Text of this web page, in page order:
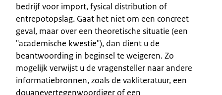
bedrijf voor import, fysical distribution of
entrepotopslag. Gaat het niet om een concreet
geval, maar over een theoretische situatie (een
"academische kwestie"), dan dient u de
beantwoording in beginsel te weigeren. Zo
mogelijk verwijst u de vragensteller naar andere
informatiebronnen, zoals de vakliteratuur, een
douanevertegenwoordiger of een